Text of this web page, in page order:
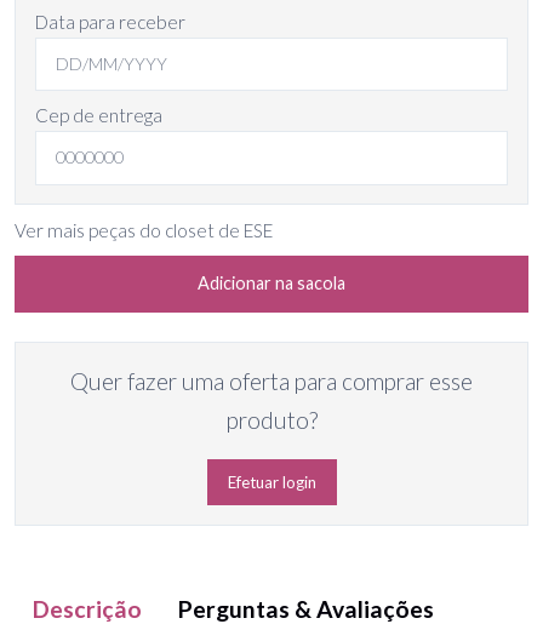
Data para receber
Cep de entrega
Ver mais peças do closet de ESE
Adicionar na sacola
Quer fazer uma oferta para comprar esse
produto?
Efetuar login
Descrição Perguntas & Avaliações